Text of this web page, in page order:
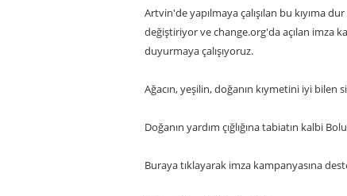
Artvin'de yapılmaya çalışılan bu kıyıma
değiştiriyor ve change.org'da açılan imza
duyurmaya çalışıyoruz.
Ağacın, yeşilin, doğanın kıymetini iyi bilen
Doğanın yardım çığlığına tabiatın kalbi
Buraya tıklayarak imza kampanyasına